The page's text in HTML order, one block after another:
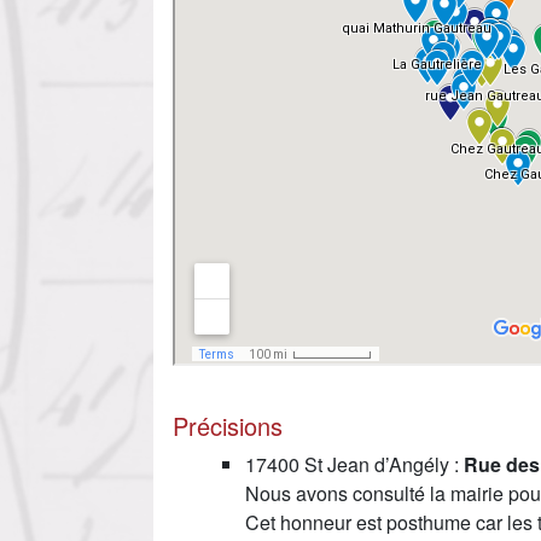
Précisions
17400 St Jean d’Angély : Rue
Nous avons consulté la mairie
Cet honneur est posthume car